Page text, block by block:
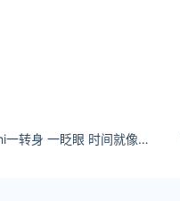
not_sugashi一转身 一眨眼 时间就像离剑的弦